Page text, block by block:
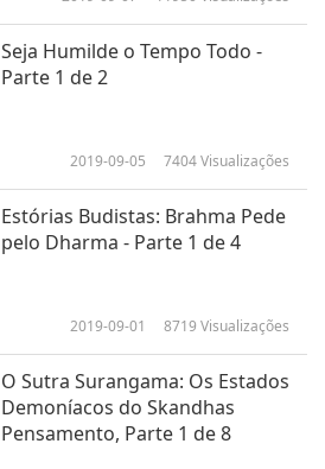
Seja Humilde o Tempo Todo -
Parte 1 de 2
2019-09-05 7404Visualizações
Estórias Budistas: Brahma Pede
pelo Dharma - Parte 1 de 4
2019-09-01 8719 Visualizações
O Sutra Surangama: Os Estados
Demoníacos do Skandhas
Pensamento, Parte 1 de 8